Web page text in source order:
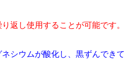
返し使用することが可能です。
シウムが酸化し、黒ずんできて